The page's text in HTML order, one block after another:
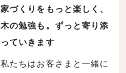
家づくりをもっと楽しく、
木の勉強も。ずっと寄り添
っていきます
私たちはお客さまと一緒に